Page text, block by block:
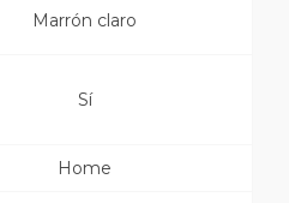
Marrón claro
Sí
Home